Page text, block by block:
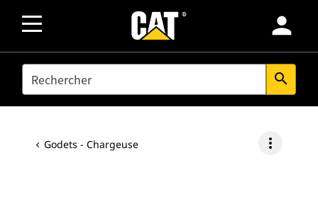
person
SEARCH search
Godets - Chargeuse more_vert